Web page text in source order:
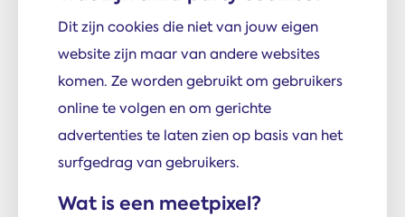
Dit zijn cookies die niet van jouw eigen
website zijn maar van andere websites
komen. Ze worden gebruikt om gebruikers
online te volgen en om gerichte
advertenties te laten zien op basis van het
surfgedrag van gebruikers.
Wat is een meetpixel?